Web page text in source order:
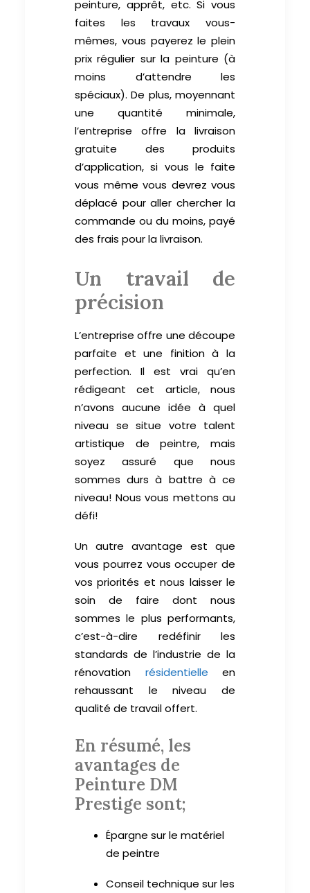
peinture, apprêt, etc. Si vous
faites les travaux vous-
mêmes, vous payerez le plein
prix régulier sur la peinture (à
moins d’attendre les
spéciaux). De plus, moyennant
une quantité minimale,
l’entreprise offre la livraison
gratuite des produits
d’application, si vous le faite
vous même vous devrez vous
déplacé pour aller chercher la
commande ou du moins, payé
des frais pour la livraison.
Un travail de
précision
L’entreprise offre une découpe
parfaite et une finition à la
perfection. Il est vrai qu’en
rédigeant cet article, nous
n’avons aucune idée à quel
niveau se situe votre talent
artistique de peintre, mais
soyez assuré que nous
sommes durs à battre à ce
niveau! Nous vous mettons au
défi!
Un autre avantage est que
vous pourrez vous occuper de
vos priorités et nous laisser le
soin de faire dont nous
sommes le plus performants,
c’est-à-dire redéfinir les
standards de l’industrie de la
rénovation résidentielle en
rehaussant le niveau de
qualité de travail offert.
En résumé, les
avantages de
Peinture DM
Prestige sont;
Épargne sur le matériel
de peintre
Conseil technique sur les